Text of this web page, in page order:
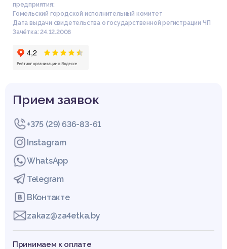
предприятия:
Гомельский городской исполнительный комитет
Дата выдачи свидетельства о государственной регистрации ЧП
Зачётка: 24.12.2008
Прием заявок
+375 (29) 636-83-61
Instagram
WhatsApp
Telegram
ВКонтакте
zakaz@za4etka.by
Принимаем к оплате